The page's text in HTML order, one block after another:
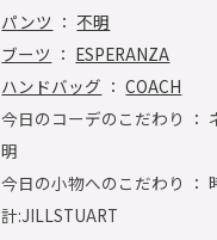
パンツ ： 不明
ブーツ ： ESPERANZA
ハンドバッグ ：COACH
今日のコーデのこだわり ：
明
今日の小物へのこだわり ：
計:JILLSTUART